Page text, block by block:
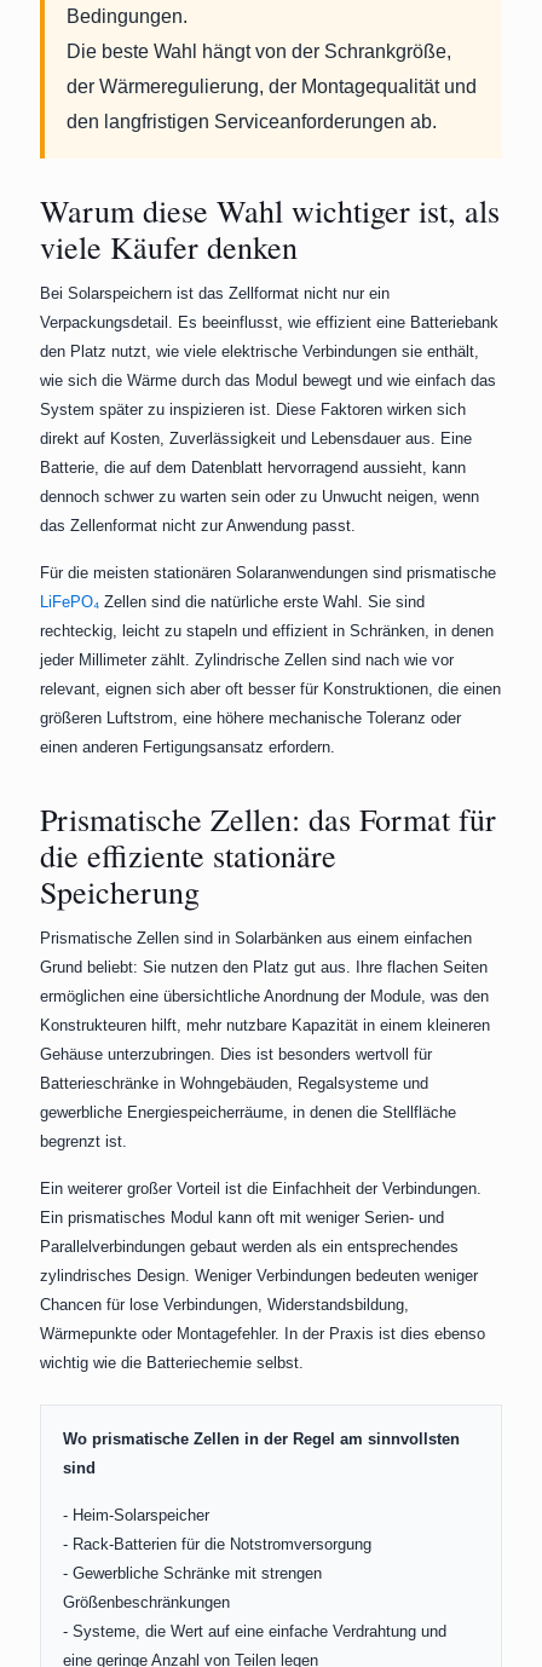
Bedingungen.
Die beste Wahl hängt von der Schrankgröße,
der Wärmeregulierung, der Montagequalität und
den langfristigen Serviceanforderungen ab.
Warum diese Wahl wichtiger ist, als
viele Käufer denken
Bei Solarspeichern ist das Zellformat nicht nur ein
Verpackungsdetail. Es beeinflusst, wie effizient eine Batteriebank
den Platz nutzt, wie viele elektrische Verbindungen sie enthält,
wie sich die Wärme durch das Modul bewegt und wie einfach das
System später zu inspizieren ist. Diese Faktoren wirken sich
direkt auf Kosten, Zuverlässigkeit und Lebensdauer aus. Eine
Batterie, die auf dem Datenblatt hervorragend aussieht, kann
dennoch schwer zu warten sein oder zu Unwucht neigen, wenn
das Zellenformat nicht zur Anwendung passt.
Für die meisten stationären Solaranwendungen sind prismatische
LiFePO₄ Zellen sind die natürliche erste Wahl. Sie sind
rechteckig, leicht zu stapeln und effizient in Schränken, in denen
jeder Millimeter zählt. Zylindrische Zellen sind nach wie vor
relevant, eignen sich aber oft besser für Konstruktionen, die einen
größeren Luftstrom, eine höhere mechanische Toleranz oder
einen anderen Fertigungsansatz erfordern.
Prismatische Zellen: das Format für
die effiziente stationäre
Speicherung
Prismatische Zellen sind in Solarbänken aus einem einfachen
Grund beliebt: Sie nutzen den Platz gut aus. Ihre flachen Seiten
ermöglichen eine übersichtliche Anordnung der Module, was den
Konstrukteuren hilft, mehr nutzbare Kapazität in einem kleineren
Gehäuse unterzubringen. Dies ist besonders wertvoll für
Batterieschränke in Wohngebäuden, Regalsysteme und
gewerbliche Energiespeicherräume, in denen die Stellfläche
begrenzt ist.
Ein weiterer großer Vorteil ist die Einfachheit der Verbindungen.
Ein prismatisches Modul kann oft mit weniger Serien- und
Parallelverbindungen gebaut werden als ein entsprechendes
zylindrisches Design. Weniger Verbindungen bedeuten weniger
Chancen für lose Verbindungen, Widerstandsbildung,
Wärmepunkte oder Montagefehler. In der Praxis ist dies ebenso
wichtig wie die Batteriechemie selbst.
Wo prismatische Zellen in der Regel am sinnvollsten
sind
- Heim-Solarspeicher
- Rack-Batterien für die Notstromversorgung
- Gewerbliche Schränke mit strengen
Größenbeschränkungen
- Systeme, die Wert auf eine einfache Verdrahtung und
eine geringe Anzahl von Teilen legen